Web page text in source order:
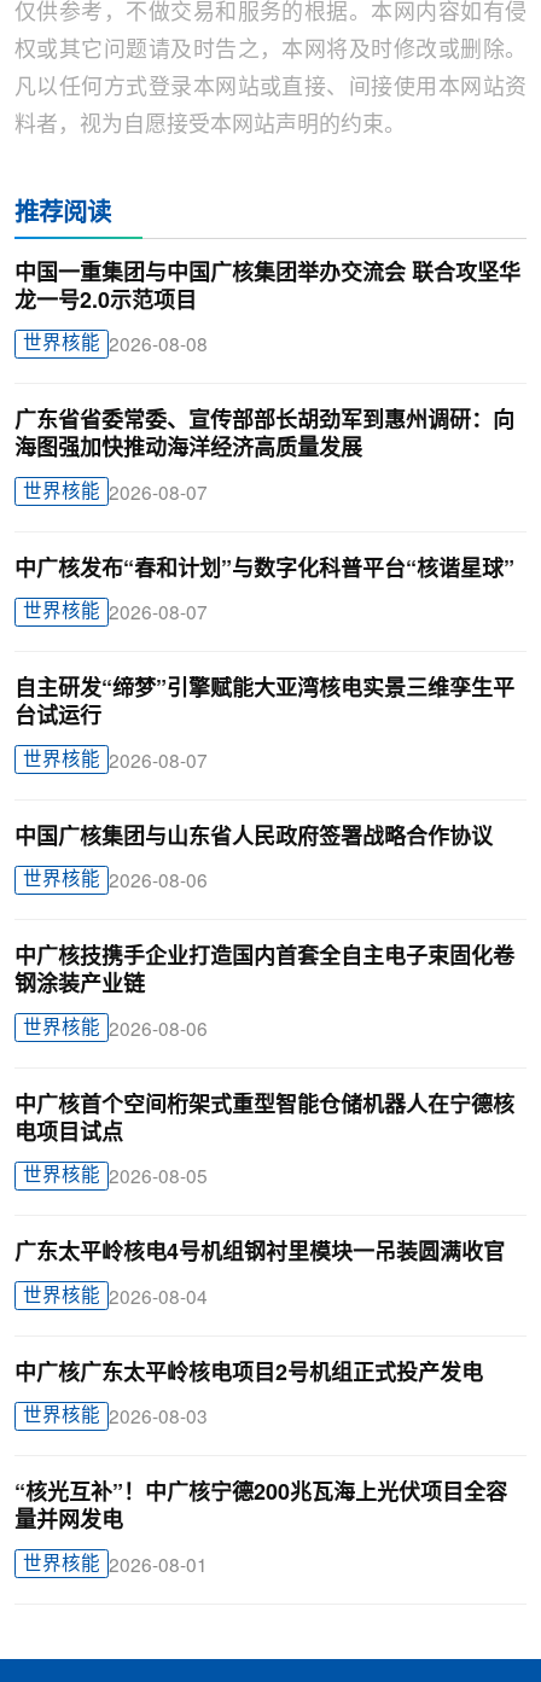
仅供参考，不做交易和服务的根据。本网内容如有侵
权或其它问题请及时告之，本网将及时修改或删除。
凡以任何方式登录本网站或直接、间接使用本网站资
料者，视为自愿接受本网站声明的约束。
推荐阅读
中国一重集团与中国广核集团举办交流会 联合攻坚华
龙一号2.0示范项目
世界核能 2026-08-08
广东省省委常委、宣传部部长胡劲军到惠州调研：向
海图强加快推动海洋经济高质量发展
世界核能 2026-08-07
中广核发布“春和计划”与数字化科普平台“核谐星球”
世界核能 2026-08-07
自主研发“缔梦”引擎赋能大亚湾核电实景三维孪生平
台试运行
世界核能 2026-08-07
中国广核集团与山东省人民政府签署战略合作协议
世界核能 2026-08-06
中广核技携手企业打造国内首套全自主电子束固化卷
钢涂装产业链
世界核能 2026-08-06
中广核首个空间桁架式重型智能仓储机器人在宁德核
电项目试点
世界核能 2026-08-05
广东太平岭核电4号机组钢衬里模块一吊装圆满收官
世界核能 2026-08-04
中广核广东太平岭核电项目2号机组正式投产发电
世界核能 2026-08-03
“核光互补”！中广核宁德200兆瓦海上光伏项目全容
量并网发电
世界核能 2026-08-01